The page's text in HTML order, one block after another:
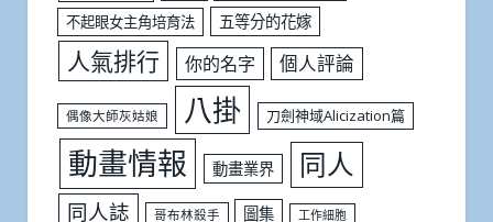
不起眼女主角培育法 五等分的花嫁
人氣排行 你的名字 個人評論
偶像大師灰姑娘 八掛 刀劍神域Alicization篇
動畫情報 動畫業界 同人
同人誌 哥布林殺手 圖集 工作細胞